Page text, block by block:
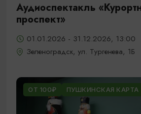
Аудиоспектакль
проспект»
01.01.2026 - 31.12.2026, 13:00
Зеленоградск, ул. Тургенева, 1Б
ОТ 100₽ ПУШКИНСКАЯ КАРТА